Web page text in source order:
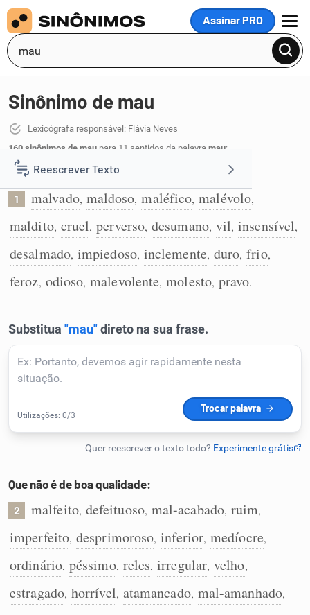
Assinar PRO
MENU
Reescrever Texto
Resumir Texto
Corrigir Texto
Detector de IA
Humanizador de IA
Caça-palavras
Dicionário
Sinônimos
Sinônimo de mau
Lexicógrafa responsável: Flávia Neves
160 sinônimos de mau para 11 sentidos da palavra mau:
Que faz maldades:
1 malvado, maldoso, maléfico, malévolo,
maldito, cruel, perverso, desumano, vil, insensível,
desalmado, impiedoso, inclemente, duro, frio,
feroz, odioso, malevolente, molesto, pravo.
Que não é de boa qualidade:
2 malfeito, defeituoso, mal-acabado, ruim,
imperfeito, desprimoroso, inferior, medíocre,
ordinário, péssimo, reles, irregular, velho,
estragado, horrível, atamancado, mal-amanhado,